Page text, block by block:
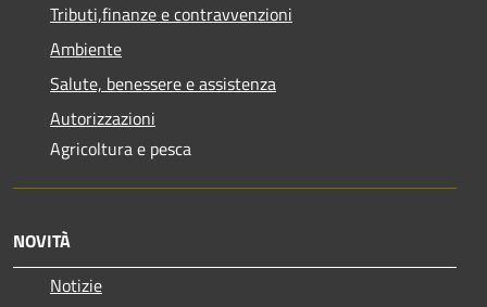
Tributi,finanze e contravvenzioni
Ambiente
Salute, benessere e assistenza
Autorizzazioni
Agricoltura e pesca
NOVITÀ
Notizie